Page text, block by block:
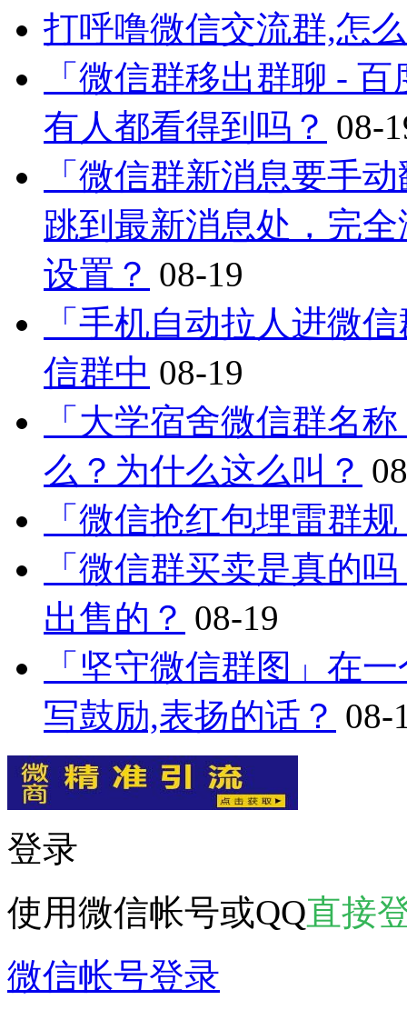
打呼噜微信交流群,怎
「微信群移出群聊 -
有人都看得到吗？ 08-
「微信群新消息要手
跳到最新消息处，完
设置？ 08-19
「手机自动拉人进微
信群中 08-19
「大学宿舍微信群名
么？为什么这么叫？
「微信抢红包埋雷群
「微信群买卖是真的
出售的？ 08-19
「坚守微信群图」在
写鼓励,表扬的话？ 08-
登录
使用微信帐号或QQ直接
微信帐号登录